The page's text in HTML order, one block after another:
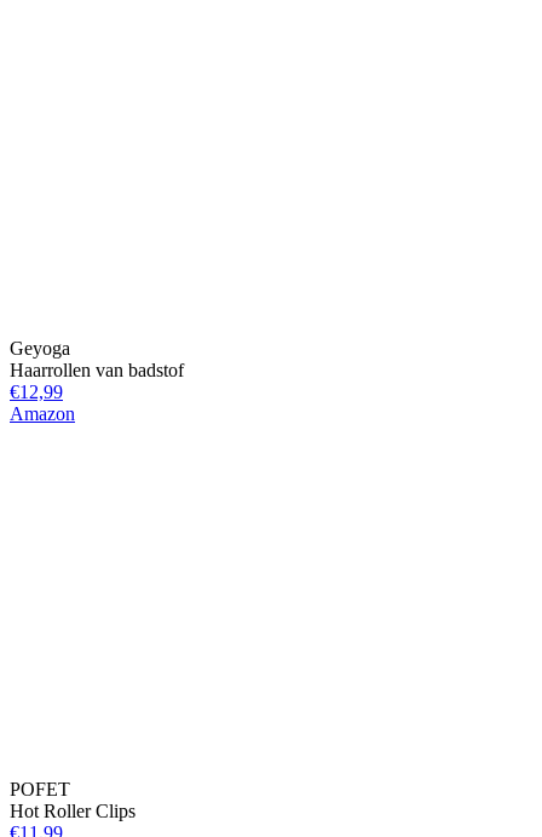
Geyoga
Haarrollen van badstof
€12,99
Amazon
POFET
Hot Roller Clips
€11,99